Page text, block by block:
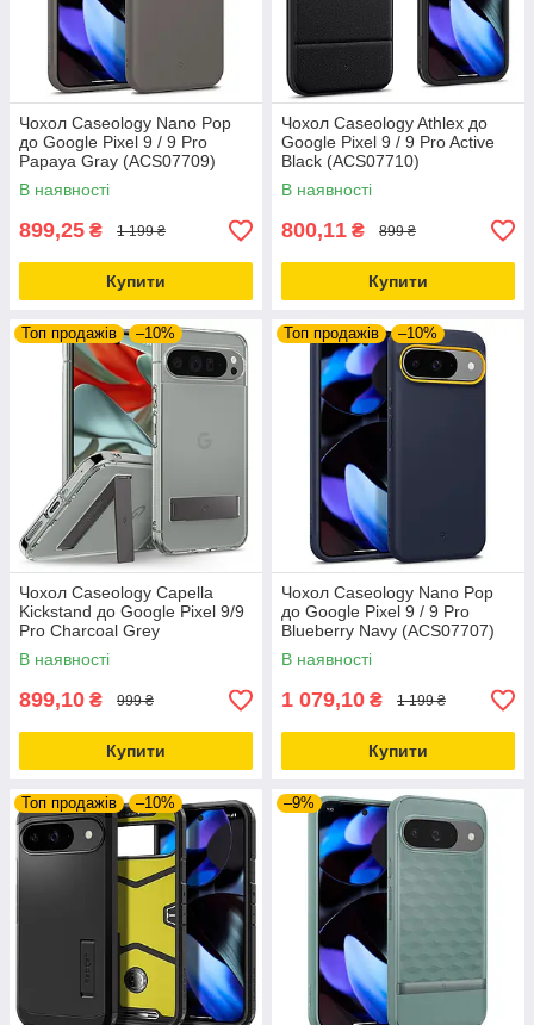
Чохол Caseology Nano Pop
до Google Pixel 9 / 9 Pro
Papaya Gray (ACS07709)
В наявності
899,25 ₴ 1 199 ₴
Купити
Чохол Caseology Athlex до
Google Pixel 9 / 9 Pro Active
Black (ACS07710)
В наявності
800,11 ₴ 899 ₴
Купити
Топ продажів –10%
Чохол Caseology Capella
Kickstand до Google Pixel 9/9
Pro Charcoal Grey
(ACS07713)
В наявності
899,10 ₴ 999 ₴
Купити
Топ продажів –10%
Чохол Caseology Nano Pop
до Google Pixel 9 / 9 Pro
Blueberry Navy (ACS07707)
В наявності
1 079,10 ₴ 1 199 ₴
Купити
Топ продажів –10% –9%